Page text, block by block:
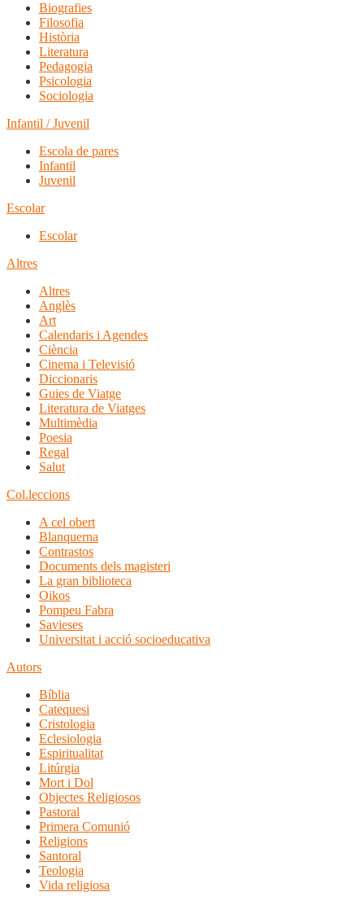
Biografies
Filosofia
Història
Literatura
Pedagogia
Psicologia
Sociologia
Infantil / Juvenil
Escola de pares
Infantil
Juvenil
Escolar
Escolar
Altres
Altres
Anglès
Art
Calendaris i Agendes
Ciència
Cinema i Televisió
Diccionaris
Guies de Viatge
Literatura de Viatges
Multimèdia
Poesia
Regal
Salut
Col.leccions
A cel obert
Blanquerna
Contrastos
Documents dels magisteri
La gran biblioteca
Oikos
Pompeu Fabra
Savieses
Universitat i acció socioeducativa
Autors
Bíblia
Catequesi
Cristologia
Eclesiologia
Espiritualitat
Litúrgia
Mort i Dol
Objectes Religiosos
Pastoral
Primera Comunió
Religions
Santoral
Teologia
Vida religiosa